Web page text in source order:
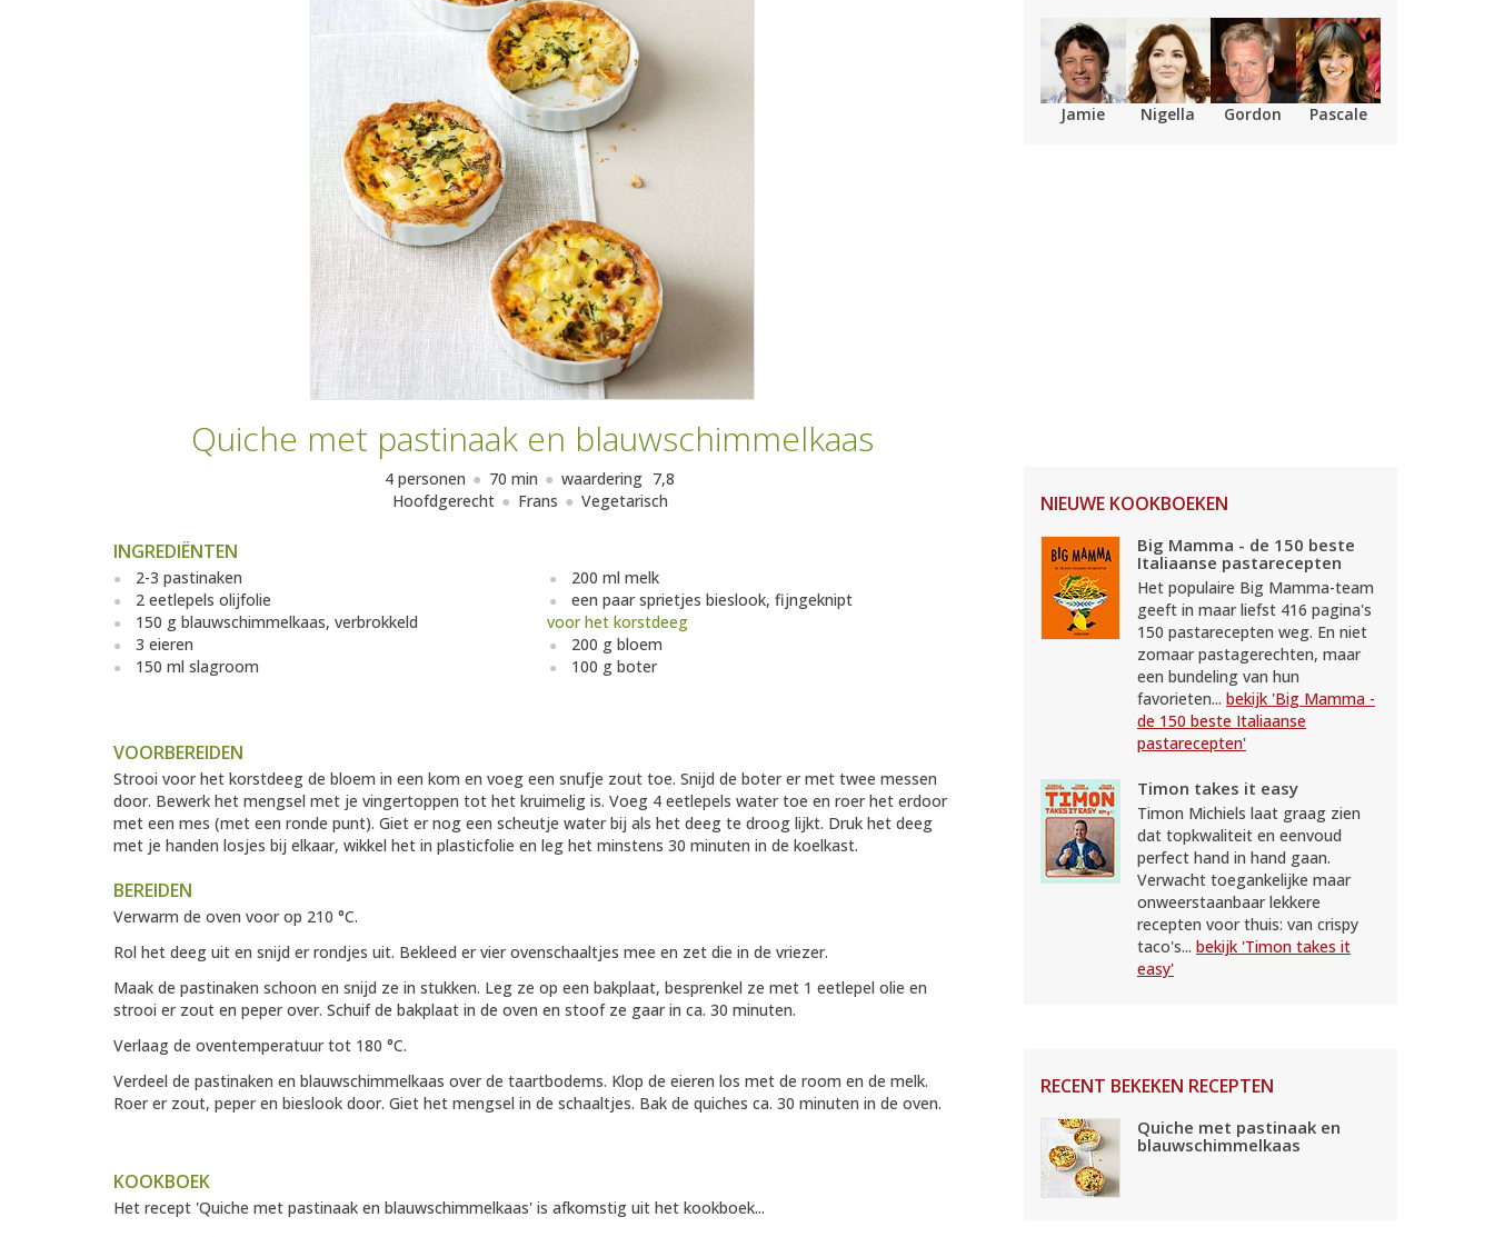
Quiche met pastinaak en blauwschimmelkaas
4 personen 70 min waardering 7,8
Hoofdgerecht
Frans Vegetarisch
INGREDIËNTEN
2-3 pastinaken
2 eetlepels olijfolie
150 g blauwschimmelkaas, verbrokkeld
3 eieren
150 ml slagroom
200 ml melk
een paar sprietjes bieslook, fijngeknipt
voor het korstdeeg
200 g bloem
100 g boter
VOORBEREIDEN
Strooi voor het korstdeeg de bloem in een kom en voeg een snufje zout toe. Snijd de boter er met twee messen
door. Bewerk het mengsel met je vingertoppen tot het kruimelig is. Voeg 4 eetlepels water toe en roer het erdoor
met een mes (met een ronde punt). Giet er nog een scheutje water bij als het deeg te droog lijkt. Druk het deeg
met je handen losjes bij elkaar, wikkel het in plasticfolie en leg het minstens 30 minuten in de koelkast.
BEREIDEN
Verwarm de oven voor op 210 °C.
Rol het deeg uit en snijd er rondjes uit. Bekleed er vier ovenschaaltjes mee en zet die in de vriezer.
Maak de pastinaken schoon en snijd ze in stukken. Leg ze op een bakplaat, besprenkel ze met 1 eetlepel olie en
strooi er zout en peper over. Schuif de bakplaat in de oven en stoof ze gaar in ca. 30 minuten.
Verlaag de oventemperatuur tot 180 °C.
Verdeel de pastinaken en blauwschimmelkaas over de taartbodems. Klop de eieren los met de room en de melk.
Roer er zout, peper en bieslook door. Giet het mengsel in de schaaltjes. Bak de quiches ca. 30 minuten in de oven.
KOOKBOEK
Het recept 'Quiche met pastinaak en blauwschimmelkaas' is afkomstig uit het kookboek...
Jamie Nigella Gordon Pascale
NIEUWE KOOKBOEKEN
Big Mamma - de 150 beste
Italiaanse pastarecepten
Het populaire Big Mamma-team
geeft in maar liefst 416 pagina's
150 pastarecepten weg. En niet
zomaar pastagerechten, maar
een bundeling van hun
favorieten... bekijk 'Big Mamma -
de 150 beste Italiaanse
pastarecepten'
Timon takes it easy
Timon Michiels laat graag zien
dat topkwaliteit en eenvoud
perfect hand in hand gaan.
Verwacht toegankelijke maar
onweerstaanbaar lekkere
recepten voor thuis: van crispy
taco's... bekijk 'Timon takes it
easy'
RECENT BEKEKEN RECEPTEN
Quiche met pastinaak en
blauwschimmelkaas